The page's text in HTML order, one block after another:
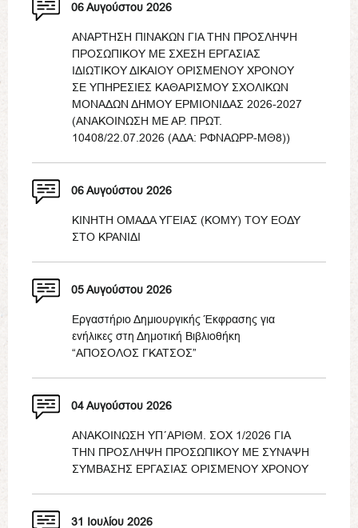
06 Αυγούστου 2026
ΑΝΑΡΤΗΣΗ ΠΙΝΑΚΩΝ ΓΙΑ ΤΗΝ ΠΡΟΣΛΗΨΗ
ΠΡΟΣΩΠΙΚΟΥ ΜΕ ΣΧΕΣΗ ΕΡΓΑΣΙΑΣ
ΙΔΙΩΤΙΚΟΥ ΔΙΚΑΙΟΥ ΟΡΙΣΜΕΝΟΥ ΧΡΟΝΟΥ
ΣΕ ΥΠΗΡΕΣΙΕΣ ΚΑΘΑΡΙΣΜΟΥ ΣΧΟΛΙΚΩΝ
ΜΟΝΑΔΩΝ ΔΗΜΟΥ ΕΡΜΙΟΝΙΔΑΣ 2026-2027
(ΑΝΑΚΟΙΝΩΣΗ ΜΕ ΑΡ. ΠΡΩΤ.
10408/22.07.2026 (ΑΔΑ: ΡΦΝΑΩΡΡ-ΜΘ8))
06 Αυγούστου 2026
ΚΙΝΗΤΗ ΟΜΑΔΑ ΥΓΕΙΑΣ (ΚΟΜΥ) ΤΟΥ ΕΟΔΥ
ΣΤΟ ΚΡΑΝΙΔΙ
05 Αυγούστου 2026
Εργαστήριο Δημιουργικής Έκφρασης για
ενήλικες στη Δημοτική Βιβλιοθήκη
“ΑΠΟΣΟΛΟΣ ΓΚΑΤΣΟΣ”
04 Αυγούστου 2026
ΑΝΑΚΟΙΝΩΣΗ ΥΠ΄ΑΡΙΘΜ. ΣΟΧ 1/2026 ΓΙΑ
ΤΗΝ ΠΡΟΣΛΗΨΗ ΠΡΟΣΩΠΙΚΟΥ ΜΕ ΣΥΝΑΨΗ
ΣΥΜΒΑΣΗΣ ΕΡΓΑΣΙΑΣ ΟΡΙΣΜΕΝΟΥ ΧΡΟΝΟΥ
31 Ιουλίου 2026